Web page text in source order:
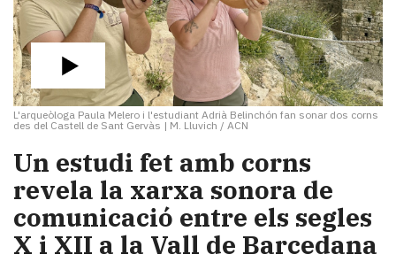
L'arqueòloga Paula Melero i l'estudiant Adrià Belinchón fan sonar dos corns
des del Castell de Sant Gervàs | M. Lluvich / ACN
Un estudi fet amb corns
revela la xarxa sonora de
comunicació entre els segles
X i XII a la Vall de Barcedana